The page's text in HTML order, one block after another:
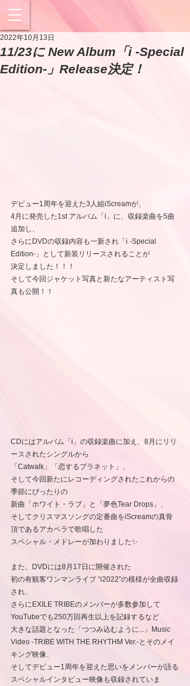
11/23に New Album「i -Special
Edition-」Release決定！
2022年10月13日
デビュー1周年を迎えた3⼈組iScreamが、
4⽉に発売した1st アルバム「i」に、収録楽曲を5曲
追加し、
さらにDVDの収録内容も一新され「i -Special
Edition-」として新装リリースされることが
決定しました！！！
そして今回ジャケット写真と新たなアーティスト写
真も公開！！
CDにはアルバム「i」の収録楽曲に加え、8⽉にリリ
ースされたシングルから
「Catwalk」「恋するプラネット」、
そして今回新たにレコーディングされたこれからの
季節にぴったりの
新曲「ホワイト・ラブ」と「夢色Tear Drops」、
そしてクリスマスソングの定番曲をiScreamの真骨
頂であるアカペラで歌唱した
スペシャル・メドレーが加わりました✨
また、DVDには8⽉17⽇に開催された
初の有観客ワンマンライブ “i2022”の模様が全曲収録
され、
さらにEXILE TRIBEのメンバーが多数参加して
YouTubeでも250万回再⽣以上を記録するなど
大きな話題となった「つつみ込むように...」Music
Video -TRIBE WITH THE RHYTHM Ver.-とそのメイ
キング映像、
そしてデビュー1周年を迎えた思いをメンバーが語る
スペシャルインタビュー映像も収録されていま